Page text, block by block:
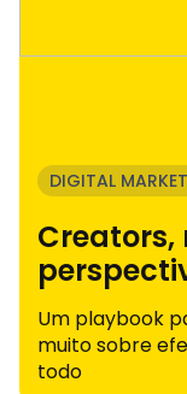
DIGITAL
Creators,
Um playbook
muito sobre
todo